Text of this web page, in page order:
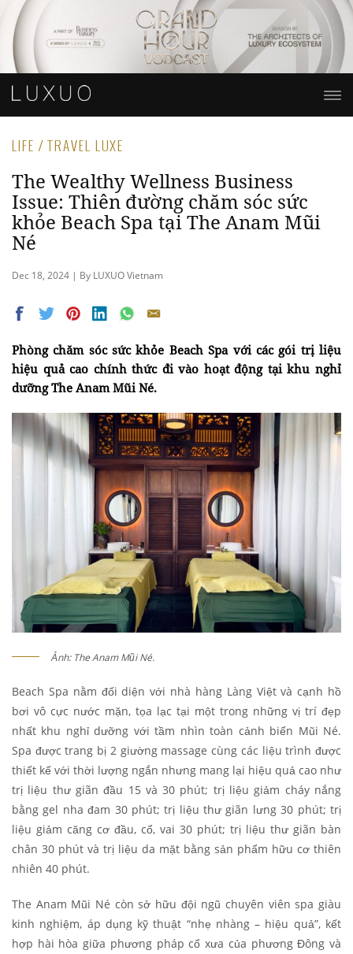
LIFE / TRAVEL LUXE
The Wealthy Wellness Business
Issue: Thiên đường chăm sóc sức
khỏe Beach Spa tại The Anam Mũi
Né
Dec 18, 2024 | By LUXUO Vietnam
Phòng chăm sóc sức khỏe Beach Spa với các gói trị liệu
hiệu quả cao chính thức đi vào hoạt động tại khu nghỉ
dưỡng The Anam Mũi Né.
Ảnh: The Anam Mũi Né.
Beach Spa nằm đối diện với nhà hàng Làng Việt và cạnh hồ
bơi vô cực nước mặn, tọa lạc tại một trong những vị trí đẹp
nhất khu nghỉ dưỡng với tầm nhìn toàn cảnh biển Mũi Né.
Spa được trang bị 2 giường massage cùng các liệu trình được
thiết kế với thời lượng ngắn nhưng mang lại hiệu quả cao như
trị liệu thư giãn đầu 15 và 30 phút; trị liệu giảm cháy nắng
bằng gel nha đam 30 phút; trị liệu thư giãn lưng 30 phút; trị
liệu giảm căng cơ đầu, cổ, vai 30 phút; trị liệu thư giãn bàn
chân 30 phút và trị liệu da mặt bằng sản phẩm hữu cơ thiên
nhiên 40 phút.
The Anam Mũi Né còn sở hữu đội ngũ chuyên viên spa giàu
kinh nghiệm, áp dụng kỹ thuật “nhẹ nhàng – hiệu quả”, kết
hợp hài hòa giữa phương pháp cổ xưa của phương Đông và